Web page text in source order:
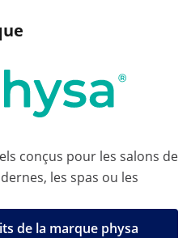
conçus pour les salons de
les spas ou les
de la marque physa